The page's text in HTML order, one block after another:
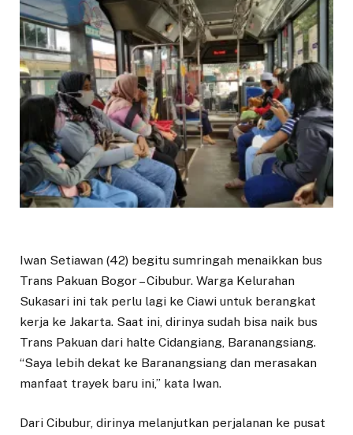
Iwan Setiawan (42) begitu sumringah menaikkan bus
Trans Pakuan Bogor – Cibubur. Warga Kelurahan
Sukasari ini tak perlu lagi ke Ciawi untuk berangkat
kerja ke Jakarta. Saat ini, dirinya sudah bisa naik bus
Trans Pakuan dari halte Cidangiang, Baranangsiang.
“Saya lebih dekat ke Baranangsiang dan merasakan
manfaat trayek baru ini,’’ kata Iwan.
Dari Cibubur, dirinya melanjutkan perjalanan ke pusat